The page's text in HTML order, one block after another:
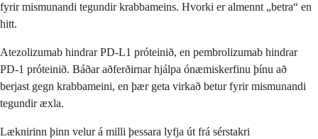
fyrir mismunandi tegundir krabbameins. Hvorki er almennt „betra“ en
hitt.
Atezolizumab hindrar PD-L1 próteinið, en pembrolizumab hindrar
PD-1 próteinið. Báðar aðferðirnar hjálpa ónæmiskerfinu þínu að
berjast gegn krabbameini, en þær geta virkað betur fyrir mismunandi
tegundir æxla.
Læknirinn þinn velur á milli þessara lyfja út frá sérstakri